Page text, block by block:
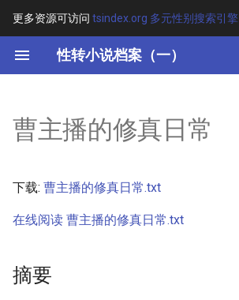
更多资源可访问 tsindex.org 多元性别搜索引擎
性转小说档案（一）
键
开
搜
索
其他信息 [Processed Page
曹主播的修真日常
下载: 曹主播的修真日常.txt
在线阅读 曹主播的修真日常.txt
摘要